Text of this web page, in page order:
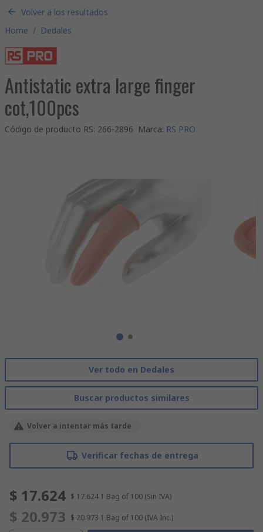
Volver a los resultados
Home / Dedales
Antistatic extra large finger
cot,100pcs
Código de producto RS: 266-2896 Marca: RS PRO
Ver todo en Dedales
Buscar productos similares
Volver a intentar más tarde
Verificar fechas de entrega
$ 17.624 $ 17.624 1 Bag of 100 (Sin IVA)
$ 20.973 $ 20.973 1 Bag of 100 (IVA Inc.)